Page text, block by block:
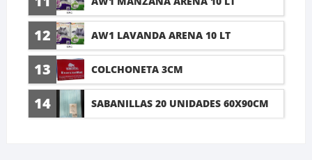
12 AW1 LAVANDA ARENA 10 LT
13 COLCHONETA 3CM
14 SABANILLAS 20 UNIDADES 60X90CM